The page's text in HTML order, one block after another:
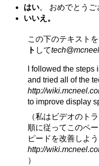
はい。 おめでとうご
いいえ。
この下のテキスト
ト して
I followed the
and tried all of the
http://
to improve display
（私はビデオのト
順に従ってこのペ
ピードを改善しよ
http://
）